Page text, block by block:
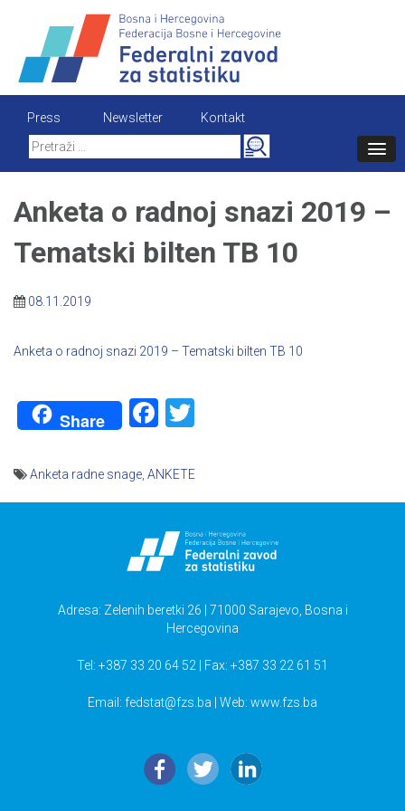
content
Press Newsletter
Kontakt
Search
for:
Anketa o radnoj snazi 2019 –
Tematski bilten TB 10
08.11.2019
Anketa o radnoj snazi 2019 – Tematski bilten TB 10
Share Facebook
Anketa radne snage ANKETE
Adresa: Zelenih beretki 26 | 71000 Sarajevo, Bosna i
Hercegovina
Tel: +387 33 20 64 52 | Fax: +387 33 22 61 51
Email: fedstat@fzs.ba | Web: www.fzs.ba